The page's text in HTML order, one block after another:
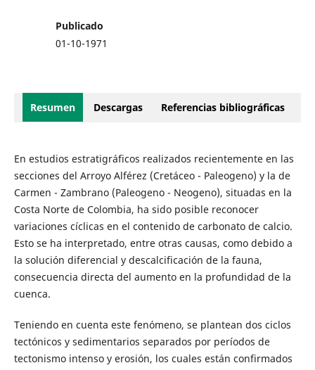
Publicado
01-10-1971
Resumen Descargas Referencias bibliográficas
En estudios estratigráficos realizados recientemente en las
secciones del Arroyo Alférez (Cretáceo - Paleogeno) y la de
Carmen - Zambrano (Paleogeno - Neogeno), situadas en la
Costa Norte de Colombia, ha sido posible reconocer
variaciones cíclicas en el contenido de carbonato de calcio.
Esto se ha interpretado, entre otras causas, como debido a
la solución diferencial y descalcificación de la fauna,
consecuencia directa del aumento en la profundidad de la
cuenca.
Teniendo en cuenta este fenómeno, se plantean dos ciclos
tectónicos y sedimentarios separados por períodos de
tectonismo intenso y erosión, los cuales están confirmados